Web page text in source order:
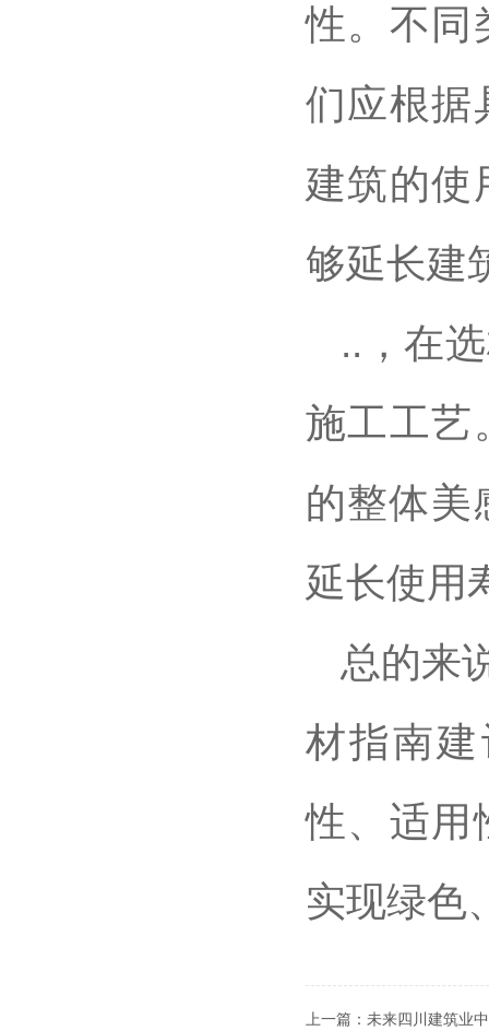
性。不同
们应根据
建筑的使
够延长建
..，在
施工工艺
的整体美
延长使用
总的来
材指南
性、适用
实现绿色
上一篇： 未来四川建筑业